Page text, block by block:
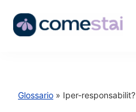
Glossario » Iper-responsabilit?